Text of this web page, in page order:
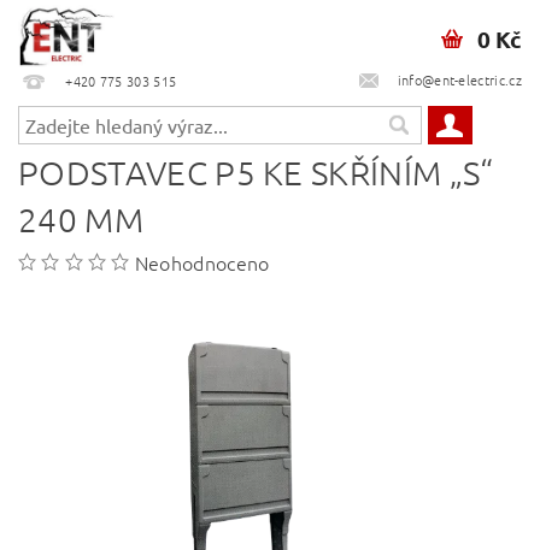
+420 775 303 515 info@ent-electric.cz
0 Kč
PODSTAVEC P5 KE SKŘÍNÍM „S“
240 MM
Neohodnoceno